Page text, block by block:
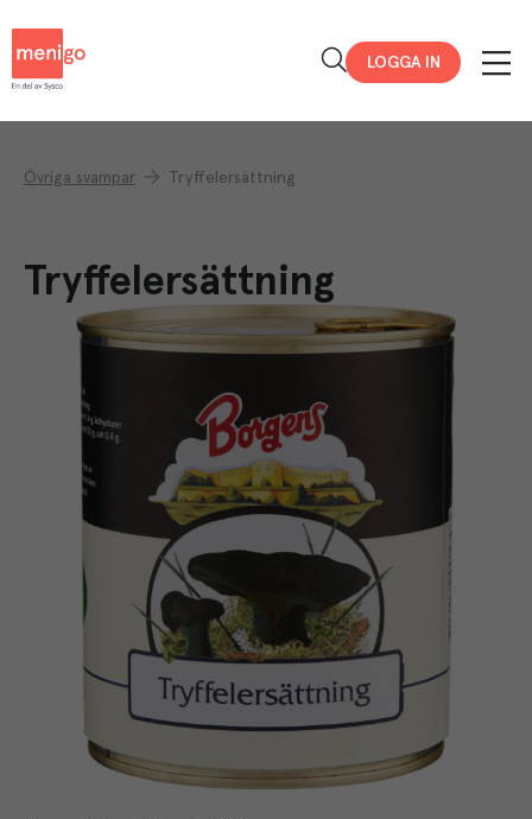
LOGGA IN
Övriga svampar Tryffelersättning
Tryffelersättning